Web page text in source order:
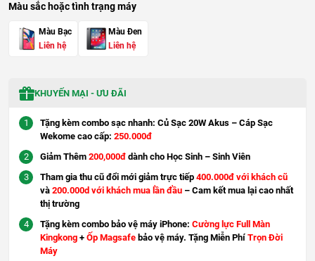
Màu sắc hoặc tình trạng máy
Màu Bạc
Liên hệ
Màu Đen
Liên hệ
KHUYẾN MẠI - ƯU ĐÃI
Tặng kèm combo sạc nhanh: Củ Sạc 20W Akus – Cáp Sạc
Wekome cao cấp: 250.000đ
Giảm Thêm 200,000đ dành cho Học Sinh – Sinh Viên
Tham gia thu cũ đổi mới giảm trực tiếp 400.000đ với khách cũ
và 200.000d với khách mua lần đầu – Cam kết mua lại cao nhất
thị trường
Tặng kèm combo bảo vệ máy iPhone: Cường lực Full Màn
Kingkong + Ốp Magsafe bảo vệ máy. Tặng Miễn Phí Trọn Đời
Máy